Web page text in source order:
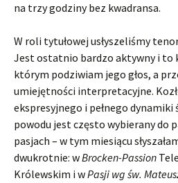
na trzy godziny bez kwadransa.
W roli tytułowej usłyszeliśmy
Jest ostatnio bardzo aktywny i to
którym podziwiam jego głos, a
umiejętności interpretacyjne.
ekspresyjnego i pełnego dynamiki
powodu jest często wybierany do
pasjach – w tym miesiącu
dwukrotnie: wBrocken-Passion
Królewskim i wPasji wg św.